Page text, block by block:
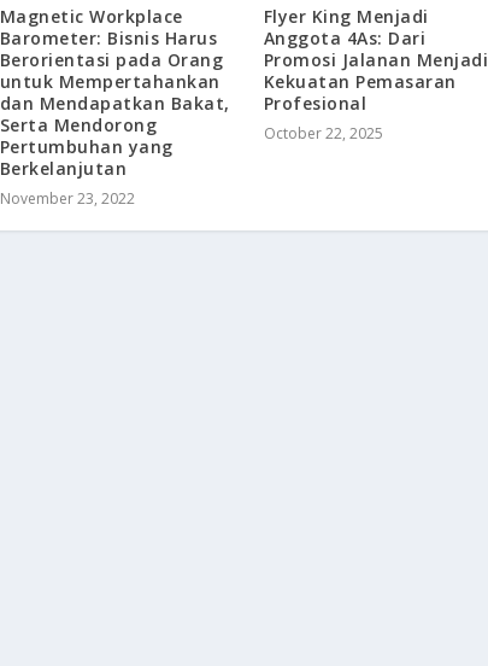
Magnetic Workplace
Barometer: Bisnis Harus
Berorientasi pada Orang
untuk Mempertahankan
dan Mendapatkan Bakat,
Serta Mendorong
Pertumbuhan yang
Berkelanjutan
November 23, 2022
Flyer King Menjadi
Anggota 4As: Dari
Promosi Jalanan Menjadi
Kekuatan Pemasaran
Profesional
October 22, 2025